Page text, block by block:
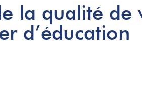
la qualité de
d’éducation